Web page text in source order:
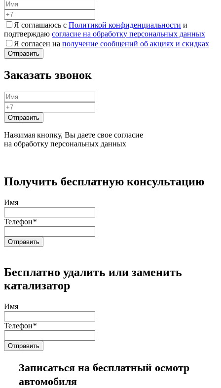
Я соглашаюсь с Политикой конфиденциальности и
подтверждаю согласие на обработку персональных данных
Я согласен на получение сообщений об акциях и скидках
Заказать звонок
Нажимая кнопку, Вы даете свое согласие
на обработку персональных данных
Получить бесплатную консультацию
Имя
Телефон*
Бесплатно удалить или заменить
катализатор
Имя
Телефон*
Записаться на бесплатный осмотр
автомобиля